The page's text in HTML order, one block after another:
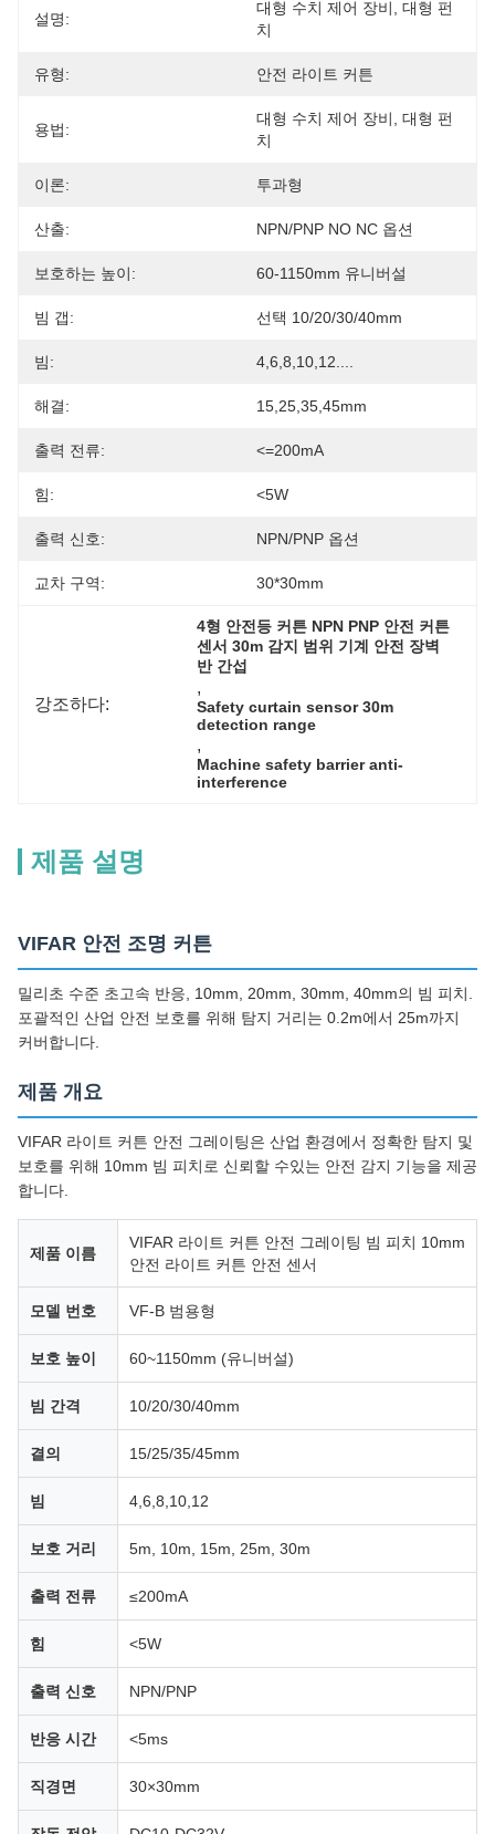
설명:
대형 수치 제어 장비, 대형 펀
치
유형: 안전 라이트 커튼
용법:
대형 수치 제어 장비, 대형 펀
치
이론: 투과형
산출: NPN/PNP NO NC 옵션
보호하는 높이: 60-1150mm 유니버설
빔 갭: 선택 10/20/30/40mm
빔: 4,6,8,10,12....
해결: 15,25,35,45mm
출력 전류: <=200mA
힘: <5W
출력 신호: NPN/PNP 옵션
교차 구역: 30*30mm
강조하다:
4형 안전등 커튼 NPN PNP 안전 커튼
센서 30m 감지 범위 기계 안전 장벽
반 간섭
,
Safety curtain sensor 30m
detection range
,
Machine safety barrier anti-
interference
제품 설명
VIFAR 안전 조명 커튼
밀리초 수준 초고속 반응, 10mm, 20mm, 30mm, 40mm의 빔 피치.
포괄적인 산업 안전 보호를 위해 탐지 거리는 0.2m에서 25m까지
커버합니다.
제품 개요
VIFAR 라이트 커튼 안전 그레이팅은 산업 환경에서 정확한 탐지 및
보호를 위해 10mm 빔 피치로 신뢰할 수있는 안전 감지 기능을 제공
합니다.
제품 이름
VIFAR 라이트 커튼 안전 그레이팅 빔 피치 10mm
안전 라이트 커튼 안전 센서
모델 번호 VF-B 범용형
보호 높이 60~1150mm (유니버설)
빔 간격 10/20/30/40mm
결의 15/25/35/45mm
빔 4,6,8,10,12
보호 거리 5m, 10m, 15m, 25m, 30m
출력 전류 ≤200mA
힘 <5W
출력 신호 NPN/PNP
반응 시간 <5ms
직경면 30×30mm